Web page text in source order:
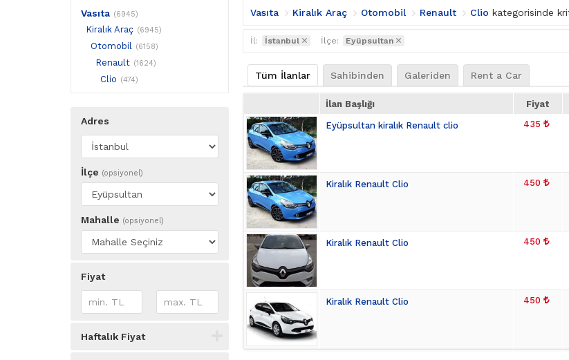
Vasıta (6945)
Kiralık Araç (6945)
Otomobil (6158)
Renault (1624)
Clio (474)
Adres
İlçe (opsiyonel)
Mahalle (opsiyonel)
Fiyat
Haftalık Fiyat
Vasıta Kiralık Araç Otomobil Renault Clio kategorisinde
İl: İstanbul İlçe: Eyüpsultan
Tüm İlanlar Sahibinden Galeriden Rent a Car
İlan Başlığı Fiyat
Eyüpsultan kiralık Renault clio 435
Kiralık Renault Clio 450
Kiralık Renault Clio 450
Kiralık Renault Clio 450